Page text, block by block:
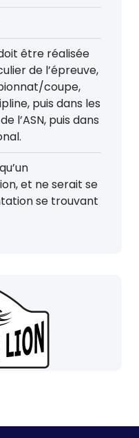
être réalisée
de l’épreuve,
coupe,
puis dans les
l’ASN, puis dans
et ne serait se
se trouvant